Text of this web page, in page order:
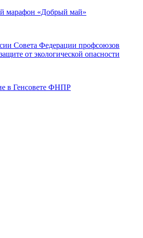
марафон «Добрый май»
Совета Федерации профсоюзов
от экологической опасности
в Генсовете ФНПР